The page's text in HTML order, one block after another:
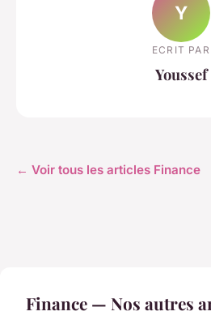
Y
ECRIT PAR
Youssef
← Voir tous les articles Finance
Finance — Nos autres